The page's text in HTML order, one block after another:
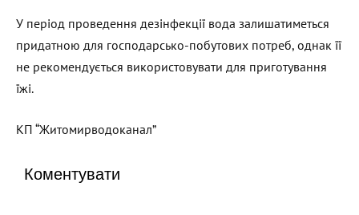
У період проведення дезінфекції вода залишатиметься
придатною для господарсько-побутових потреб, однак її
не рекомендується використовувати для приготування
їжі.
КП “Житомирводоканал”
Коментувати